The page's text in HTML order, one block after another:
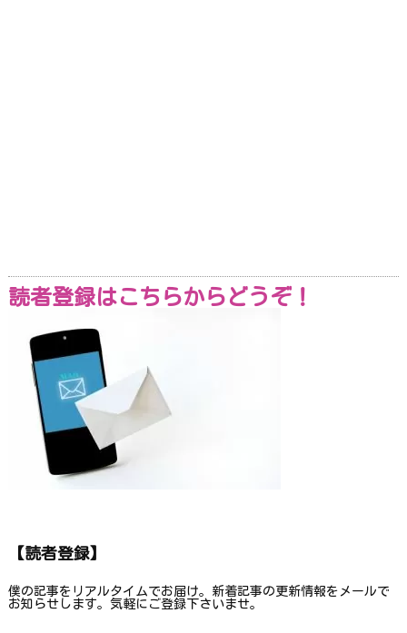
読者登録はこちらからどうぞ！
【読者登録】
僕の記事をリアルタイムでお届け。新着記事の更新情報をメールで
お知らせします。気軽にご登録下さいませ。